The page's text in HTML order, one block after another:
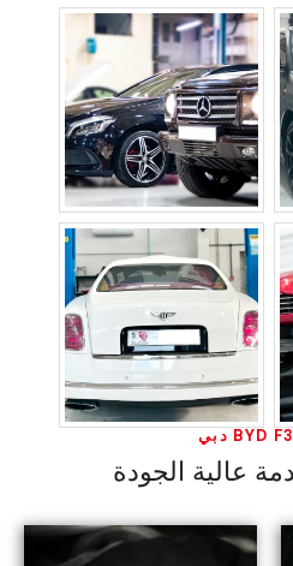
عالية الجودة